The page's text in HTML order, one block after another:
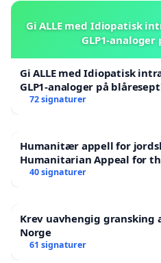
Gi ALLE med Idiopatisk
GLP1-
Gi ALLE med Idiopatisk
GLP1-analoger på
72 signaturer
Humanitær appell for
Humanitarian Appeal for
Victims
40 signaturer
Krev uavhengig gransking
Norge
61 signaturer